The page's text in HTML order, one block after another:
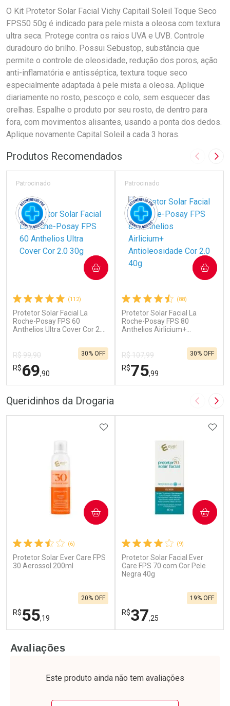
O Kit Protetor Solar Facial Vichy Capitail Soleil Toque Seco
FPS50 50g é indicado para pele mista a oleosa com textura
ultra seca. Protege contra os raios UVA e UVB. Controle
duradouro do brilho. Possui Sebustop, substância que
permite o controle de oleosidade, redução dos poros, ação
anti-inflamatória e antisséptica, textura toque seco
especialmente adaptada à pele mista a oleosa. Aplique
diariamente no rosto, pescoço e colo, sem esquecer das
orelhas. Espalhe o produto por seu rosto, de dentro para
fora, com movimentos alisantes, usando a ponta dos dedos.
Aplique novamente Capital Soleil a cada 3 horas.
Produtos Recomendados Imagem
(112)
Protetor Solar Facial La
Roche-Posay FPS 60
Anthelios Ultra Cover Cor 2.0
Patrocinado
R$ 99,90
R$69,90
30% OFF
COMPRAR
Por R$ 69,90/cada
(88)
Protetor Solar Facial La
Roche-Posay FPS 80
Anthelios Airlicium+
Patrocinado
R$ 107,99
R$75,99
30% OFF
COMPRAR
Por R$ 75,99/cada
Comprar sem Desconto
Queridinhos da Drogaria Imagem
(6)
Protetor Solar Ever Care FPS
30 Aerossol 200ml
R$55,19
20% OFF
ADICIONAR AOS FAVORITOS
COMPRAR
Laboratório
Por Menos
(9)
Protetor Solar Facial Ever
Care FPS 70 com Cor Pele
Negra 40g
R$37,25
19% OFF
COMPRAR
Laboratório
Por Menos
Avaliações
Este produto ainda não tem avaliações